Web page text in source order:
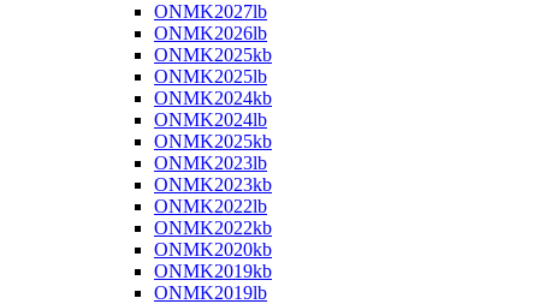
ONMK2027lb
ONMK2026lb
ONMK2025kb
ONMK2025lb
ONMK2024kb
ONMK2024lb
ONMK2025kb
ONMK2023lb
ONMK2023kb
ONMK2022lb
ONMK2022kb
ONMK2020kb
ONMK2019kb
ONMK2019lb